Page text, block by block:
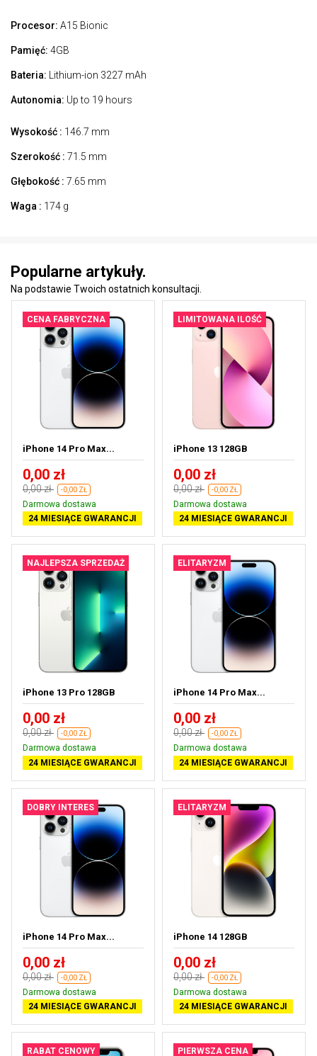
Procesor: A15 Bionic
Pamięć: 4GB
Bateria: Lithium-ion 3227 mAh
Autonomia: Up to 19 hours
Wysokość : 146.7 mm
Szerokość : 71.5 mm
Głębokość : 7.65 mm
Waga : 174 g
Popularne artykuły.
Na podstawie Twoich ostatnich konsultacji.
CENA FABRYCZNA
iPhone 14 Pro Max...
0,00 zł
0,00 zł -0,00 ZŁ
Darmowa dostawa
24 MIESIĄCE GWARANCJI
LIMITOWANA ILOŚĆ
iPhone 13 128GB
0,00 zł
0,00 zł -0,00 ZŁ
Darmowa dostawa
24 MIESIĄCE GWARANCJI
NAJLEPSZA SPRZEDAŻ
iPhone 13 Pro 128GB
0,00 zł
0,00 zł -0,00 ZŁ
Darmowa dostawa
24 MIESIĄCE GWARANCJI
ELITARYZM
iPhone 14 Pro Max...
0,00 zł
0,00 zł -0,00 ZŁ
Darmowa dostawa
24 MIESIĄCE GWARANCJI
DOBRY INTERES
iPhone 14 Pro Max...
0,00 zł
0,00 zł -0,00 ZŁ
Darmowa dostawa
24 MIESIĄCE GWARANCJI
ELITARYZM
iPhone 14 128GB
0,00 zł
0,00 zł -0,00 ZŁ
Darmowa dostawa
24 MIESIĄCE GWARANCJI
RABAT CENOWY PIERWSZA CENA